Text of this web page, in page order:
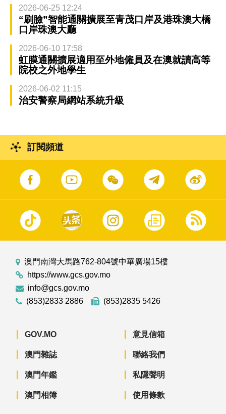
2026-06-25 12:24
“刷臉”智能通關擴展至青茂口岸及港珠澳大橋
口岸珠澳大廳
2026-06-10 17:58
虹膜通關擴展適用至外地僱員及在澳就讀高等
院校之外地學生
2026-06-02 11:15
治安警察局網站系統升級
訂閱頻道
澳門南灣大馬路762-804號中華廣場15樓
https://www.gcs.gov.mo
info@gcs.gov.mo
(853)2833 2886
(853)2835 5426
GOV.MO
澳門雜誌
澳門年鑑
澳門相簿
意見信箱
聯絡我們
私隱聲明
使用條款